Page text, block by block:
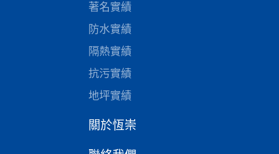
著名實績
防水實績
隔熱實績
抗污實績
地坪實績
關於恆崇